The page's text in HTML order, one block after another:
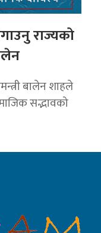
राज्यको
बालेन शाहले
सद्भावको